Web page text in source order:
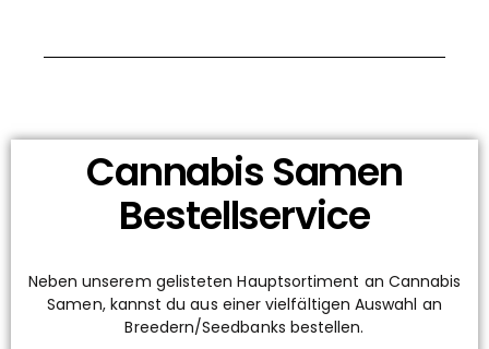
Cannabis Samen
Bestellservice
Neben unserem gelisteten Hauptsortiment an Cannabis
Samen, kannst du aus einer vielfältigen Auswahl an
Breedern/Seedbanks bestellen.